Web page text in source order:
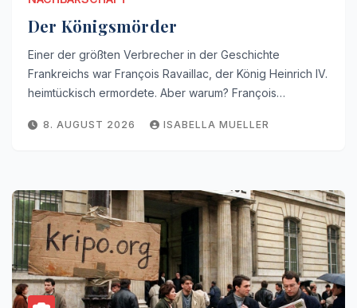
Der Königsmörder
Einer der größten Verbrecher in der Geschichte
Frankreichs war François Ravaillac, der König Heinrich IV.
heimtückisch ermordete. Aber warum? François…
8. AUGUST 2026 ISABELLA MUELLER